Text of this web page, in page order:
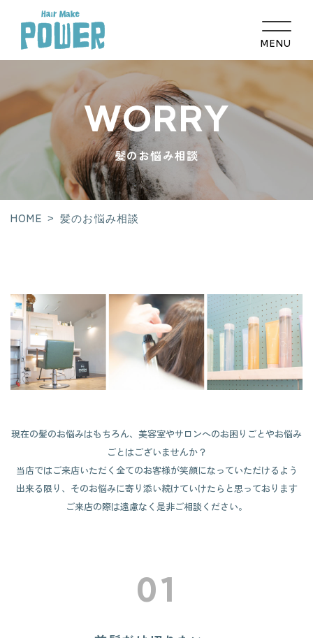
MENU
HOME
コンセプト
髪のお悩み相談
メニュー
ギャラリー
店舗紹介
- 運営会社：合同会社StandByU -
お知らせ
WORRY
髪のお悩み相談
HOME > 髪のお悩み相談
現在の髪のお悩みはもちろん、美容室やサロンへのお困りごとやお悩み
ごとはございませんか？
当店ではご来店いただく全てのお客様が笑顔になっていただけるよう
出来る限り、そのお悩みに寄り添い続けていけたらと思っております
ご来店の際は遠慮なく是非ご相談ください。
01